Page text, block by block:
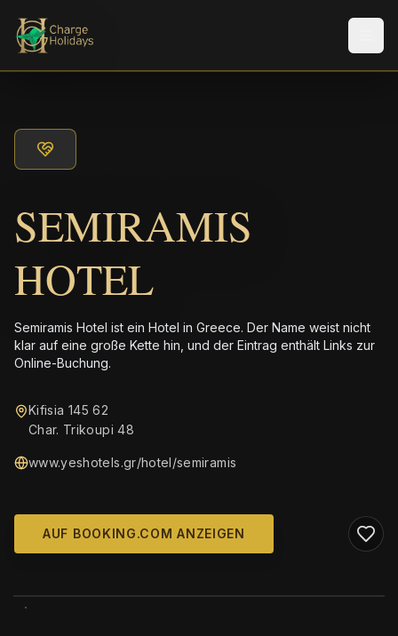
SEMIRAMIS
HOTEL
Semiramis Hotel ist ein Hotel in Greece. Der Name weist nicht
klar auf eine große Kette hin, und der Eintrag enthält Links zur
Online-Buchung.
Kifisia 145 62
Char. Trikoupi 48
www.yeshotels.gr/hotel/semiramis
AUF BOOKING.COM ANZEIGEN